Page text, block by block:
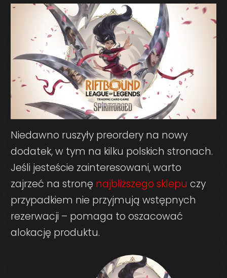
Niedawno ruszyły preordery na nowy
dodatek, w tym na kilku polskich stronach.
Jeśli jesteście zainteresowani, warto
zajrzeć na stronę najbliższego sklepu czy
przypadkiem nie przyjmują wstępnych
rezerwacji – pomaga to oszacować
alokację produktu.